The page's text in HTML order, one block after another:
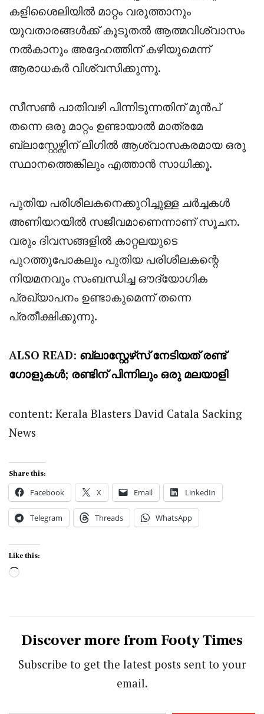
കളിശൈലിയിൽ മാറ്റം വരുത്താനും
യുവതാരങ്ങൾക്ക് കൂടുതൽ ആത്മവിശ്വാസം
നൽകാനും അദ്ദേഹത്തിന് കഴിയുമെന്ന്
ആരാധകർ വിശ്വസിക്കുന്നു.
സീസൺ പാതിവഴി പിന്നിടുന്നതിന് മുൻപ്
തന്നെ ഒരു മാറ്റം ഉണ്ടായാൽ മാത്രമേ
ബ്ലാസ്റ്റേഴ്സിന് ലീഗിൽ ആശ്വാസകരമായ ഒരു
സ്ഥാനത്തെങ്കിലും എത്താൻ സാധിക്കൂ.
പുതിയ പരിശീലകനെക്കുറിച്ചുള്ള ചർച്ചകൾ
അണിയറയിൽ സജീവമാണെന്നാണ് സൂചന.
വരും ദിവസങ്ങളിൽ കാറ്റലയുടെ
പുറത്തുപോകലും പുതിയ പരിശീലകന്റെ
നിയമനവും സംബന്ധിച്ച ഔദ്യോഗിക
പ്രഖ്യാപനം ഉണ്ടാകുമെന്ന് തന്നെ
പ്രതീക്ഷിക്കുന്നു.
ALSO READ: ബ്ലാസ്റ്റേഴ്‌സ് നേടിയത് രണ്ട്
ഗോളുകൾ; രണ്ടിന് പിന്നിലും ഒരു മലയാളി
content: Kerala Blasters David Catala Sacking
News
Share this:
Facebook X Email LinkedIn
Telegram Threads WhatsApp
Like this:
Loading…
Discover more from Footy Times
Subscribe to get the latest posts sent to your
email.